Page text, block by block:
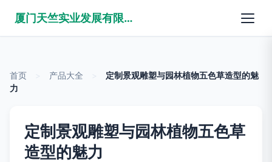
厦门天竺实业发展有限公司
首页 产品大全
定制景观雕塑与园林植物五色草造型的魅
力
定制景观雕塑与园林植物五色草
造型的魅力